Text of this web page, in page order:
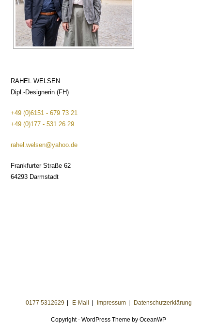
RAHEL WELSEN
Dipl.-Designerin (FH)
+49 (0)6151 - 679 73 21
+49 (0)177 - 531 26 29
rahel.welsen@yahoo.de
Frankfurter Straße 62
64293 Darmstadt
0177 5312629 E-Mail Impressum Datenschutzerklärung
Copyright - WordPress Theme by OceanWP